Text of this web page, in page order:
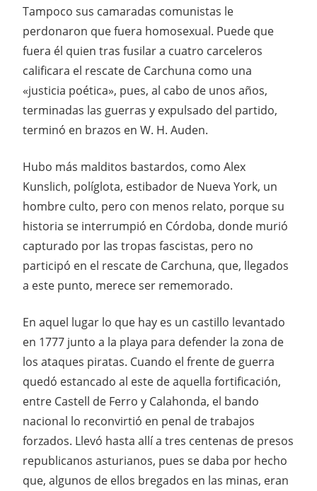
Tampoco sus camaradas comunistas le
perdonaron que fuera homosexual. Puede que
fuera él quien tras fusilar a cuatro carceleros
calificara el rescate de Carchuna como una
«justicia poética», pues, al cabo de unos años,
terminadas las guerras y expulsado del partido,
terminó en brazos en W. H. Auden.
Hubo más malditos bastardos, como Alex
Kunslich, políglota, estibador de Nueva York, un
hombre culto, pero con menos relato, porque su
historia se interrumpió en Córdoba, donde murió
capturado por las tropas fascistas, pero no
participó en el rescate de Carchuna, que, llegados
a este punto, merece ser rememorado.
En aquel lugar lo que hay es un castillo levantado
en 1777 junto a la playa para defender la zona de
los ataques piratas. Cuando el frente de guerra
quedó estancado al este de aquella fortificación,
entre Castell de Ferro y Calahonda, el bando
nacional lo reconvirtió en penal de trabajos
forzados. Llevó hasta allí a tres centenas de presos
republicanos asturianos, pues se daba por hecho
que, algunos de ellos bregados en las minas, eran